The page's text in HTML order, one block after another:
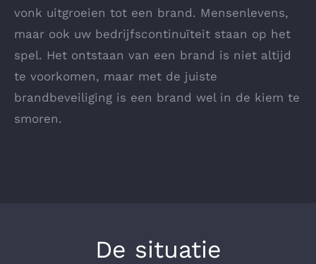
vonk uitgroeien tot een brand. Mensenlevens,
maar ook uw bedrijfscontinuïteit staan op het
spel. Het ontstaan van een brand is niet altijd
te voorkomen, maar met de juiste
brandbeveiliging is een brand wel in de kiem te
smoren.
De situatie